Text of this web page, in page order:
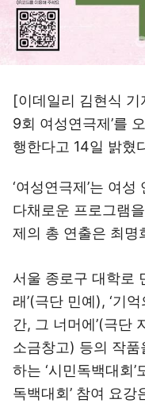
[이데일리 김현식 기
9회 여성연극제’를
행한다고 14일 밝혔
‘여성연극제’는 여
다채로운 프로그램
제의 총 연출은 최명
서울 종로구 대학로
래’(극단 민예), ‘기
간, 그 너머에’(극단
소금창고) 등의 작
하는 ‘시민독백대회
독백대회’ 참여 요